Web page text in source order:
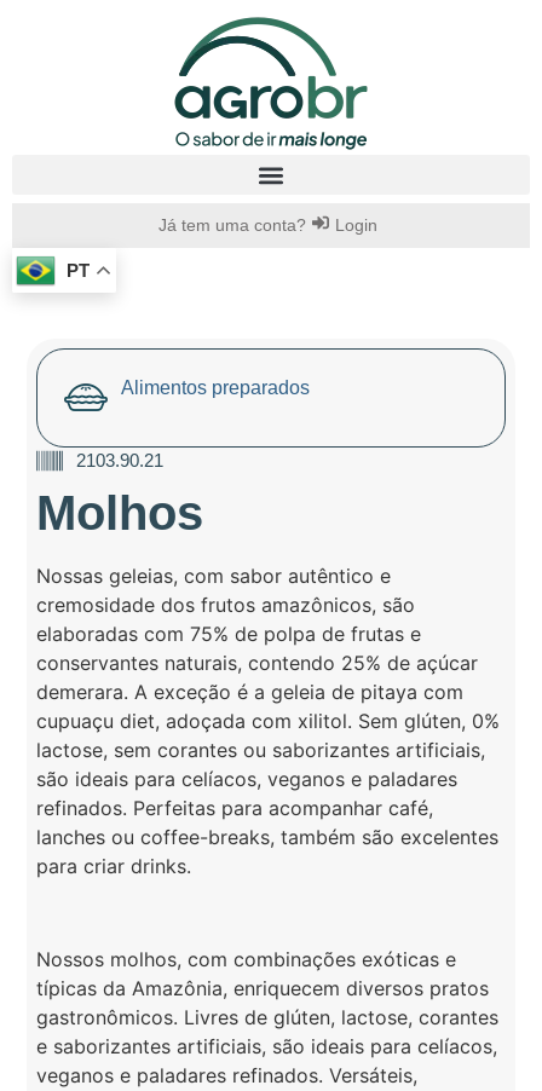
Já tem uma conta? Login
PT
Alimentos preparados
2103.90.21
Molhos
Nossas geleias, com sabor autêntico e
cremosidade dos frutos amazônicos, são
elaboradas com 75% de polpa de frutas e
conservantes naturais, contendo 25% de açúcar
demerara. A exceção é a geleia de pitaya com
cupuaçu diet, adoçada com xilitol. Sem glúten, 0%
lactose, sem corantes ou saborizantes artificiais,
são ideais para celíacos, veganos e paladares
refinados. Perfeitas para acompanhar café,
lanches ou coffee-breaks, também são excelentes
para criar drinks.
Nossos molhos, com combinações exóticas e
típicas da Amazônia, enriquecem diversos pratos
gastronômicos. Livres de glúten, lactose, corantes
e saborizantes artificiais, são ideais para celíacos,
veganos e paladares refinados. Versáteis,